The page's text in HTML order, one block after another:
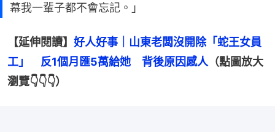
幕我一輩子都不會忘記。」
【延伸閱讀】 好人好事｜山東老闆沒開除「蛇王女員
工」　反1個月匯5萬給她　背後原因感人 （點圖放大
瀏覽👇👇👇）